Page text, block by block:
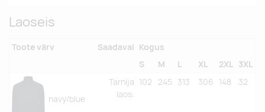
Laoseis
Toote värv Saadaval Kogus
S
M L XL 2XL 3XL
navy/blue
Tarnija
laos:
102 245 313 306 148 32